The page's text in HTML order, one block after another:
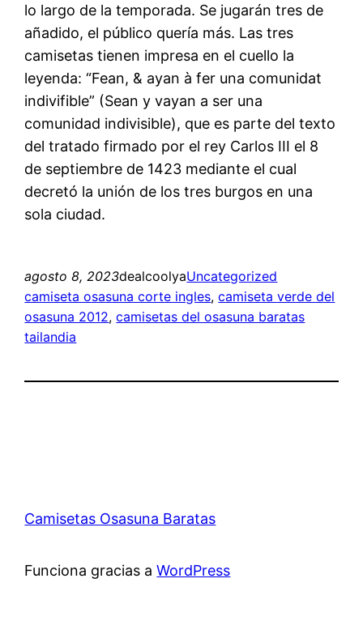
lo largo de la temporada. Se jugarán tres de
añadido, el público quería más. Las tres
camisetas tienen impresa en el cuello la
leyenda: “Fean, & ayan à fer una comunidat
indivifible” (Sean y vayan a ser una
comunidad indivisible), que es parte del texto
del tratado firmado por el rey Carlos III el 8
de septiembre de 1423 mediante el cual
decretó la unión de los tres burgos en una
sola ciudad.
agosto 8, 2023dealcoolyaUncategorized
camiseta osasuna corte ingles, camiseta verde del
osasuna 2012, camisetas del osasuna baratas
tailandia
Camisetas Osasuna Baratas
Funciona gracias aWordPress